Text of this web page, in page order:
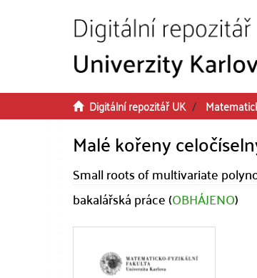
Digitální repozitář UK
Malé kořeny
Small roots of multivariate
bakalářská práce (OBHÁJENO)